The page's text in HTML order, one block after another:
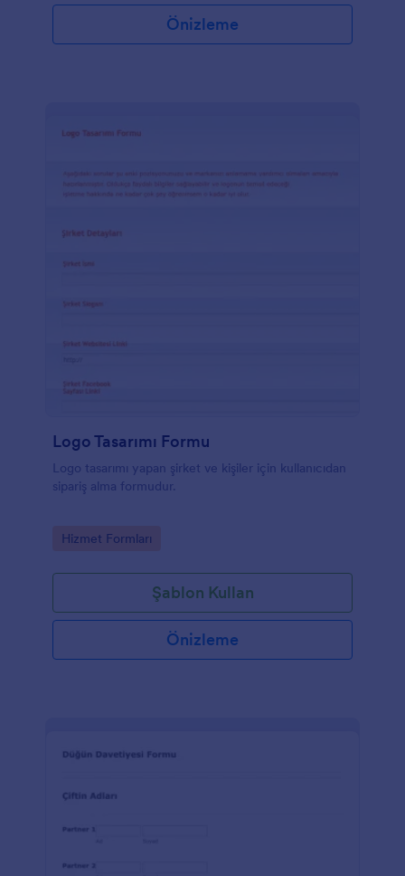
Önizleme
Logo Tasarımı Formu
Logo tasarımı yapan şirket ve kişiler için kullanıcıdan
sipariş alma formudur.
Go to Category:
Hizmet Formları
Şablon Kullan
Önizleme